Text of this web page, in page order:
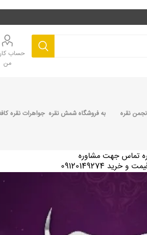
حساب
من
نقره به فروشگاه شمش نقره جواهرات نقره
تماس جهت مشاوره
خرید 09120149274